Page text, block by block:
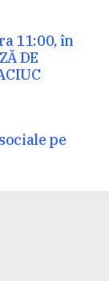
pe
11:00, în
DE